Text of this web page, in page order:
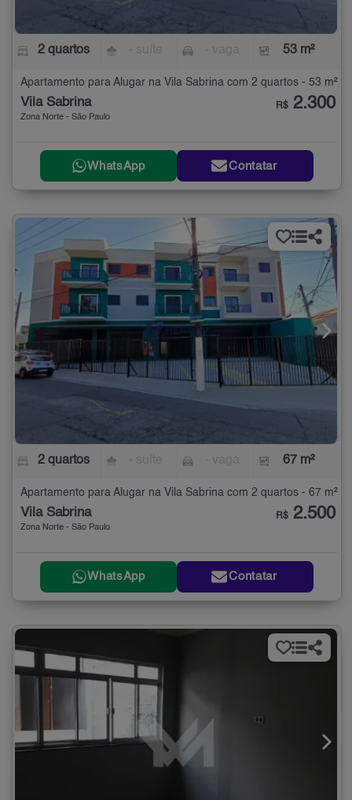
2 quartos 53 m²
Apartamento para Alugar na Vila Sabrina com 2 quartos - 53 m²
Vila Sabrina
Zona Norte - São Paulo
R$ 2.300
WhatsApp Contatar
2 quartos 67 m²
Apartamento para Alugar na Vila Sabrina com 2 quartos - 67 m²
Vila Sabrina
Zona Norte - São Paulo
R$ 2.500
WhatsApp Contatar